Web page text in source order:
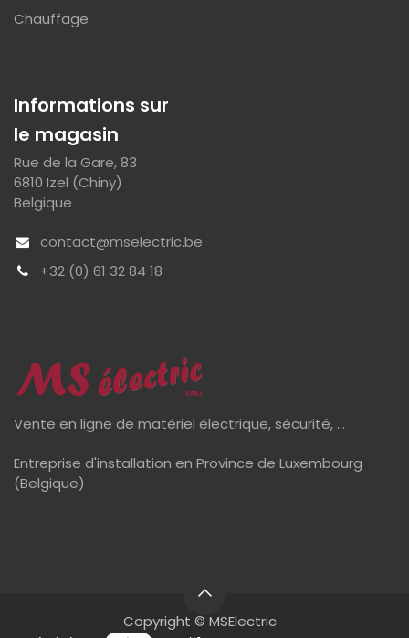
Informations sur
le magasin
Rue de la Gare, 83
6810 Izel (Chiny)
Belgique
contact@mselectric.be
+32 (0) 61 32 84 18
Vente en ligne de matériel électrique, sécurité, ...
Entreprise d'installation en Province de Luxembourg
(Belgique)
Chauffage
Copyright © MSElectric